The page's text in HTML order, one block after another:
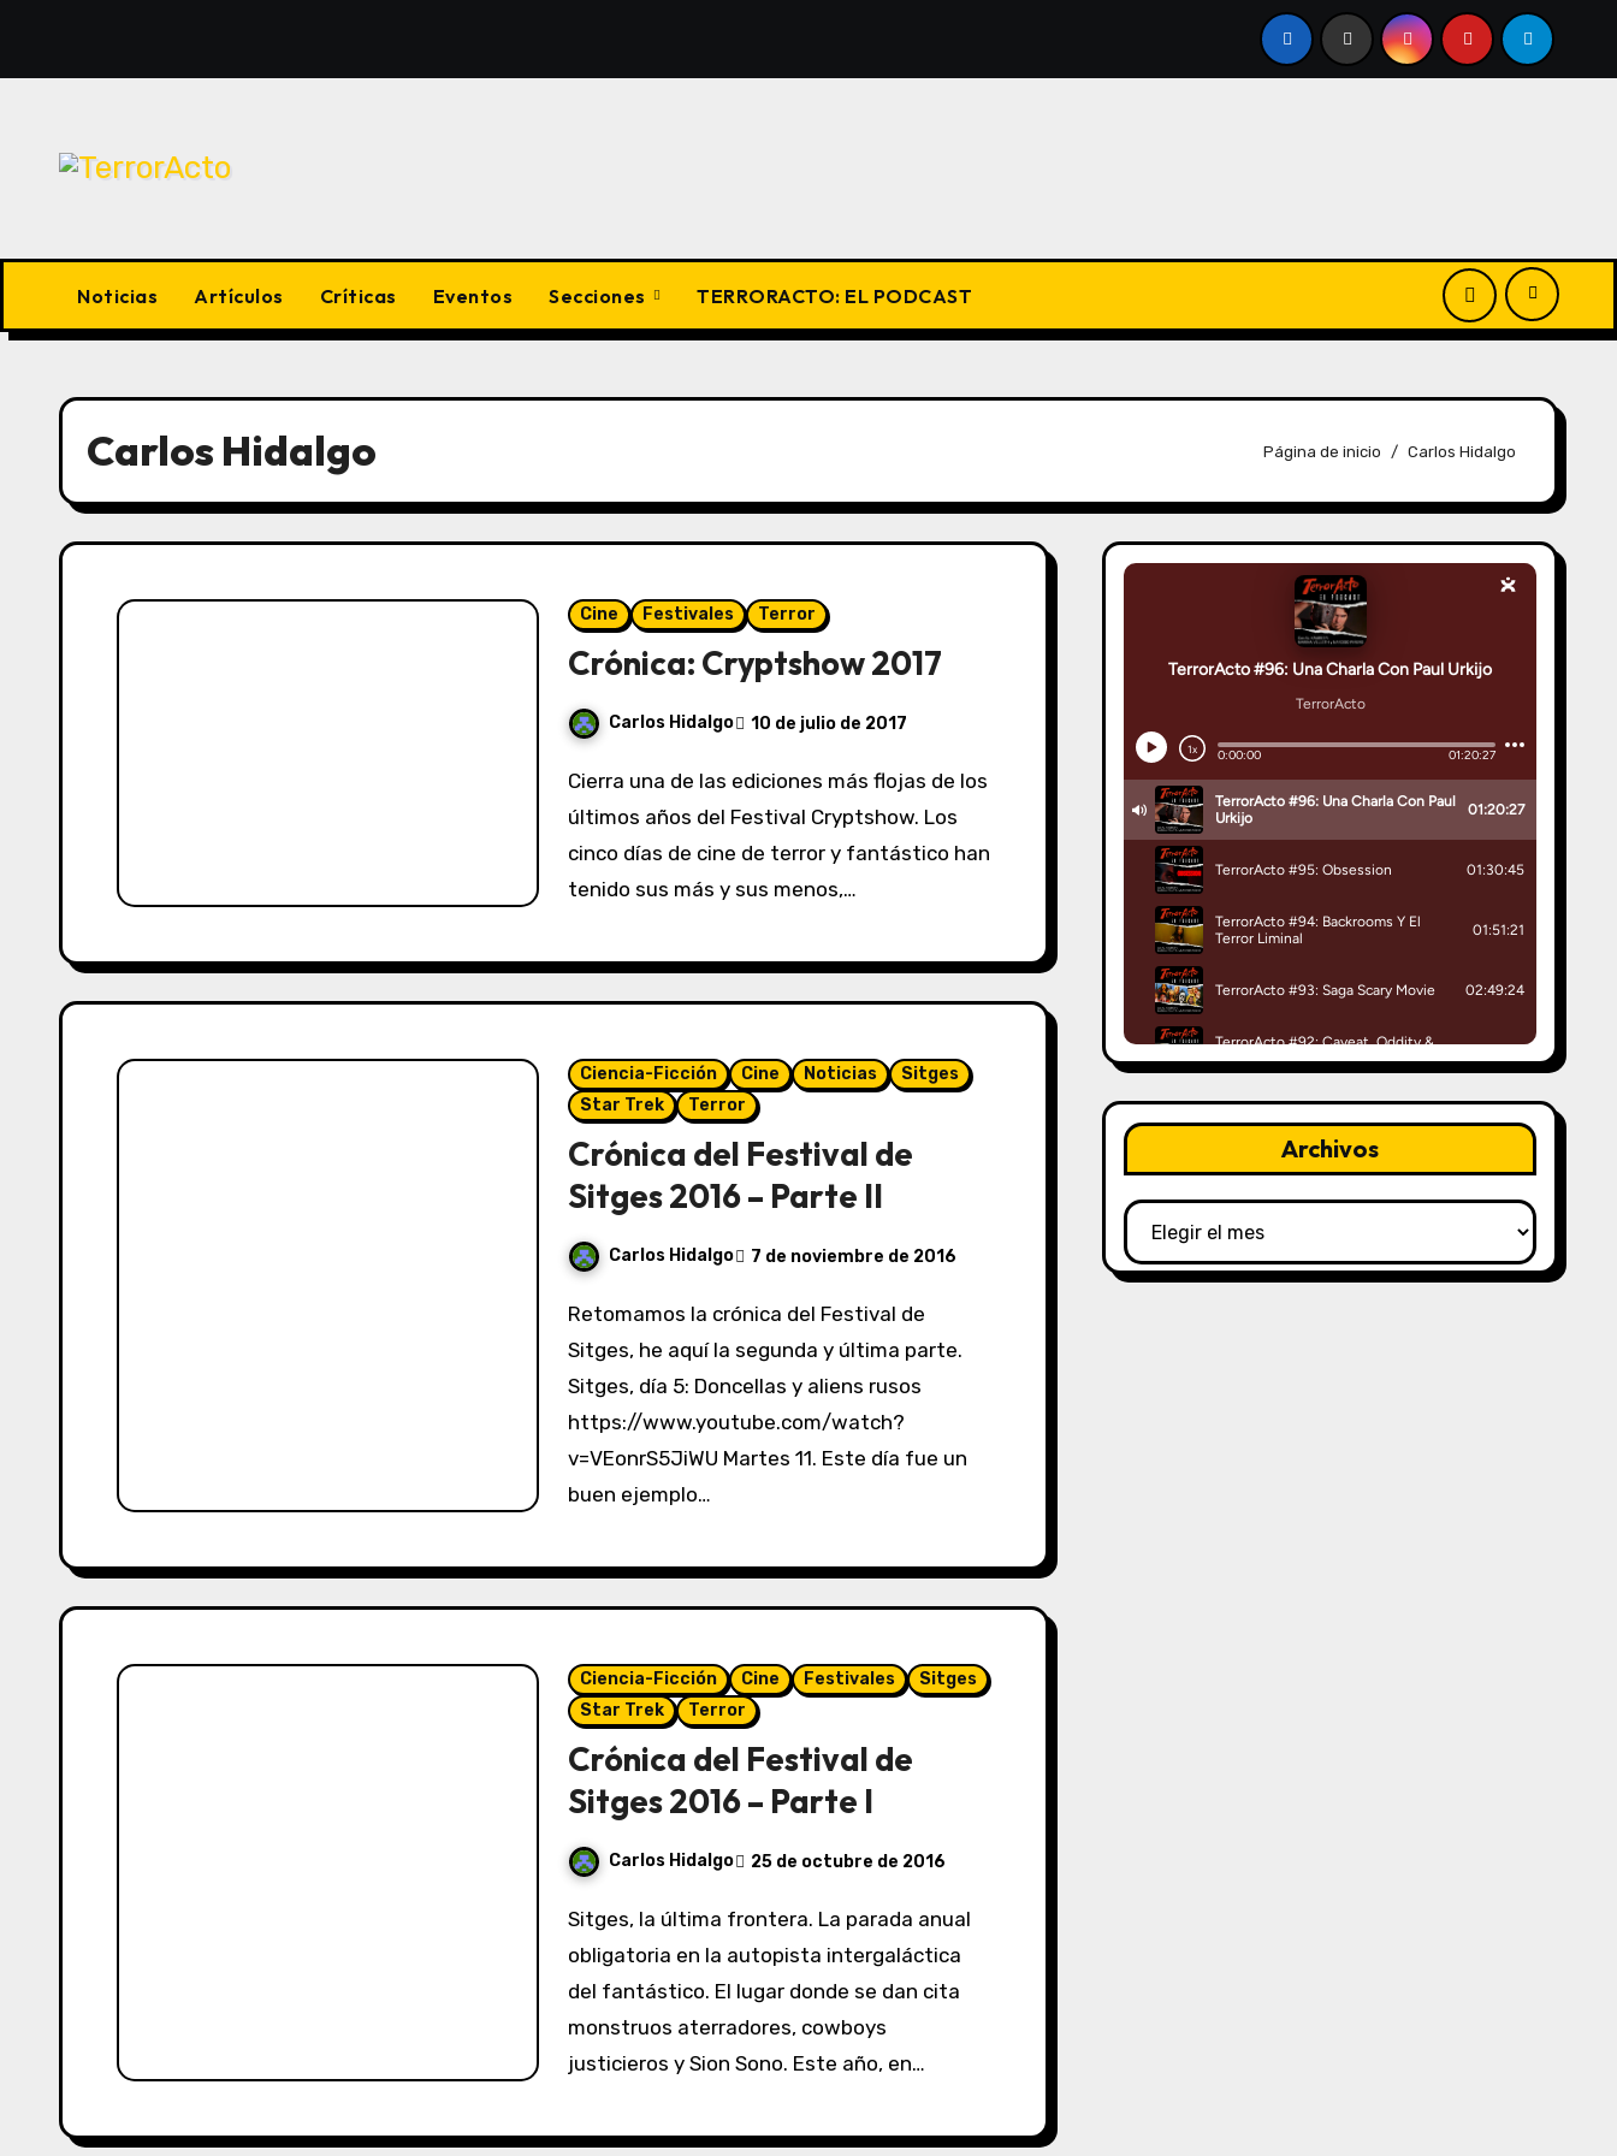
contenido
Noticias Artículos Críticas Eventos Secciones TERRORACTO: EL PODCAST
Carlos Hidalgo Página de inicio Carlos Hidalgo
Cine Festivales Terror
Crónica: Cryptshow 2017
Carlos Hidalgo 10 de julio de 2017
Cierra una de las ediciones más flojas de los
últimos años del Festival Cryptshow. Los
cinco días de cine de terror y fantástico han
tenido sus más y sus menos,…
Ciencia-Ficción Cine Noticias
Sitges
Star Trek
Terror
Crónica del Festival de
Sitges 2016 – Parte II
Carlos Hidalgo 7 de noviembre de 2016
Retomamos la crónica del Festival de
Sitges, he aquí la segunda y última parte.
Sitges, día 5: Doncellas y aliens rusos
https://www.youtube.com/watch?
v=VEonrS5JiWU Martes 11. Este día fue un
buen ejemplo…
Ciencia-Ficción Cine Festivales
Sitges
Star Trek
Terror
Crónica del Festival de
Sitges 2016 – Parte I
Carlos Hidalgo 25 de octubre de 2016
Sitges, la última frontera. La parada anual
obligatoria en la autopista intergaláctica
del fantástico. El lugar donde se dan cita
monstruos aterradores, cowboys
justicieros y Sion Sono. Este año, en…
Archivos
Archivos